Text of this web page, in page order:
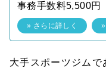
事務手数料5,500円
» さらに詳しく
大手スポーツジムで